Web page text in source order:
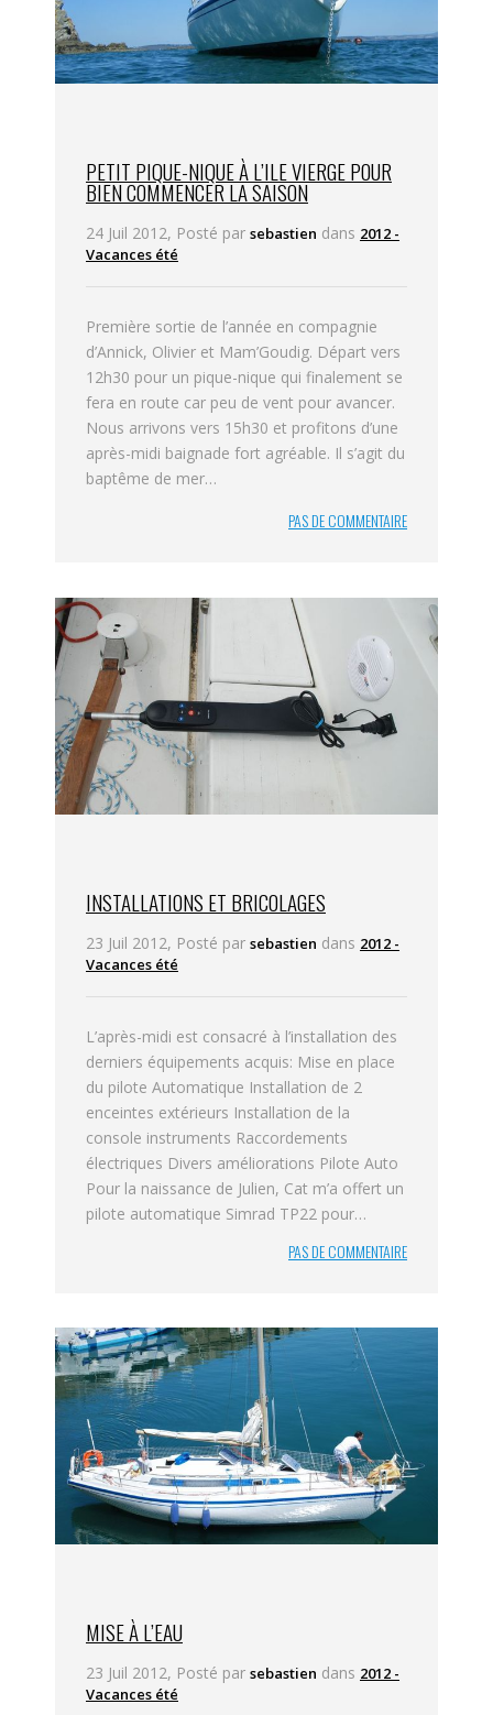
PETIT PIQUE-NIQUE À L’ILE VIERGE POUR
BIEN COMMENCER LA SAISON
24 Juil 2012, Posté par sebastien dans 2012 -
Vacances été
Première sortie de l’année en compagnie
d’Annick, Olivier et Mam’Goudig. Départ vers
12h30 pour un pique-nique qui finalement se
fera en route car peu de vent pour avancer.
Nous arrivons vers 15h30 et profitons d’une
après-midi baignade fort agréable. Il s’agit du
baptême de mer…
PAS DE COMMENTAIRE
INSTALLATIONS ET BRICOLAGES
23 Juil 2012, Posté par sebastien dans 2012 -
Vacances été
L’après-midi est consacré à l’installation des
derniers équipements acquis: Mise en place
du pilote Automatique Installation de 2
enceintes extérieurs Installation de la
console instruments Raccordements
électriques Divers améliorations Pilote Auto
Pour la naissance de Julien, Cat m’a offert un
pilote automatique Simrad TP22 pour…
PAS DE COMMENTAIRE
MISE À L’EAU
23 Juil 2012, Posté par sebastien dans 2012 -
Vacances été